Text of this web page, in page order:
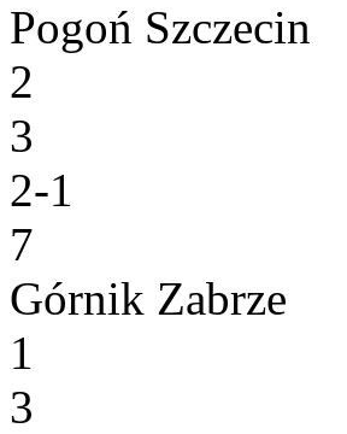
Pogoń Szczecin
2
3
2-1
7
Górnik Zabrze
1
3